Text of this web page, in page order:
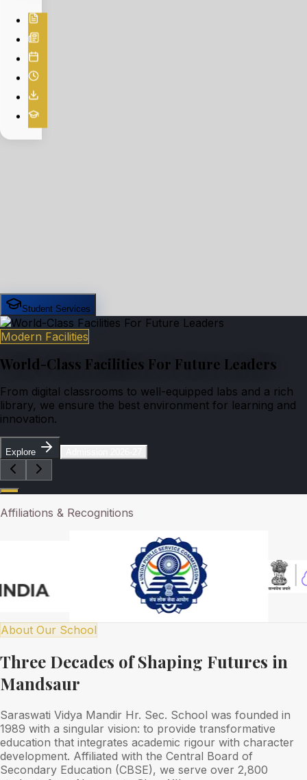
Student Services
Modern Facilities
World-Class Facilities For Future Leaders
From digital classrooms to well-equipped labs and a rich
library, we ensure the best environment for learning and
innovation.
Explore
Affiliations & Recognitions
About Our School
Three Decades of Shaping Futures in
Mandsaur
Saraswati Vidya Mandir Hr. Sec. School was founded in
1989 with a singular vision: to provide transformative
education that integrates academic rigour with character
development. Affiliated with the Central Board of
Secondary Education (CBSE), we serve over 2,800